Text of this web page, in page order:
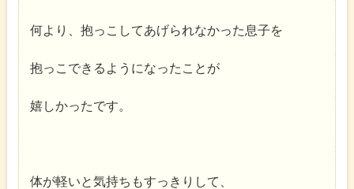
何より、抱っこしてあげられなかった息子を
抱っこできるようになったことが
嬉しかったです。
体が軽いと気持ちもすっきりして、